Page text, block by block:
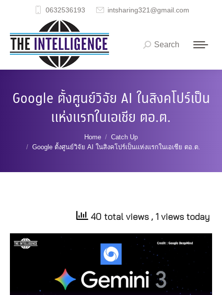
0632536193 intsharing321@gmail.com
Search:
Search
Google ตั้งศูนย์วิจัย AI ในสิงคโปร์เป็น
แห่งแรกในเอเชีย ตอ.ต.
Home
Catch Up
Google ตั้งศูนย์วิจัย AI ในสิงคโปร์เป็นแห่งแรกในเอเชีย ตอ.ต.
40 total views , 1 views today